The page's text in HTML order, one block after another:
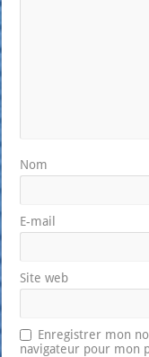
Nom
E-mail
Site web
Enregistrer mon
navigateur pour mon